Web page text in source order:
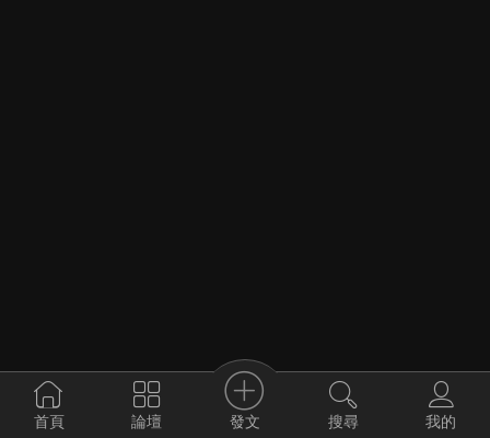
首頁 論壇 發文 搜尋 我的